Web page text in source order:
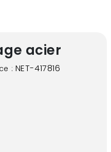
acier
: NET-417816